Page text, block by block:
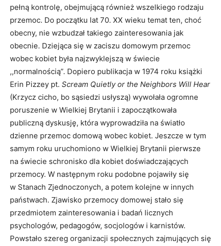
pełną kontrolę, obejmującą również wszelkiego rodzaju
przemoc. Do początku lat 70. XX wieku temat ten, choć
obecny, nie wzbudzał takiego zainteresowania jak
obecnie. Dziejąca się w zaciszu domowym przemoc
wobec kobiet była najzwyklejszą w świecie
,,normalnością”. Dopiero publikacja w 1974 roku książki
Erin Pizzey pt. Scream Quietly or the Neighbors Will Hear
(Krzycz cicho, bo sąsiedzi usłyszą) wywołała ogromne
poruszenie w Wielkiej Brytanii i zapoczątkowała
publiczną dyskusję, która wyprowadziła na światło
dzienne przemoc domową wobec kobiet. Jeszcze w tym
samym roku uruchomiono w Wielkiej Brytanii pierwsze
na świecie schronisko dla kobiet doświadczających
przemocy. W następnym roku podobne pojawiły się
w Stanach Zjednoczonych, a potem kolejne w innych
państwach. Zjawisko przemocy domowej stało się
przedmiotem zainteresowania i badań licznych
psychologów, pedagogów, socjologów i karnistów.
Powstało szereg organizacji społecznych zajmujących się